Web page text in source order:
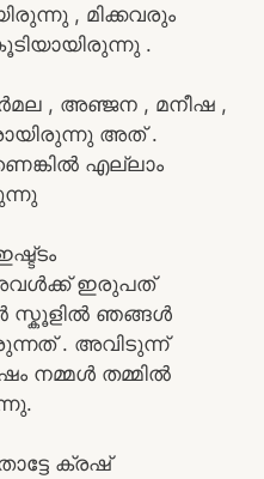
, മിക്കവരും
.
, അഞ്ജന , മനീഷ ,
അത് .
എല്ലാം
ഇരുപത്
സ്കൂളിൽ ഞങ്ങൾ
. അവിടുന്ന്
നമ്മൾ തമ്മിൽ
ക്രഷ്